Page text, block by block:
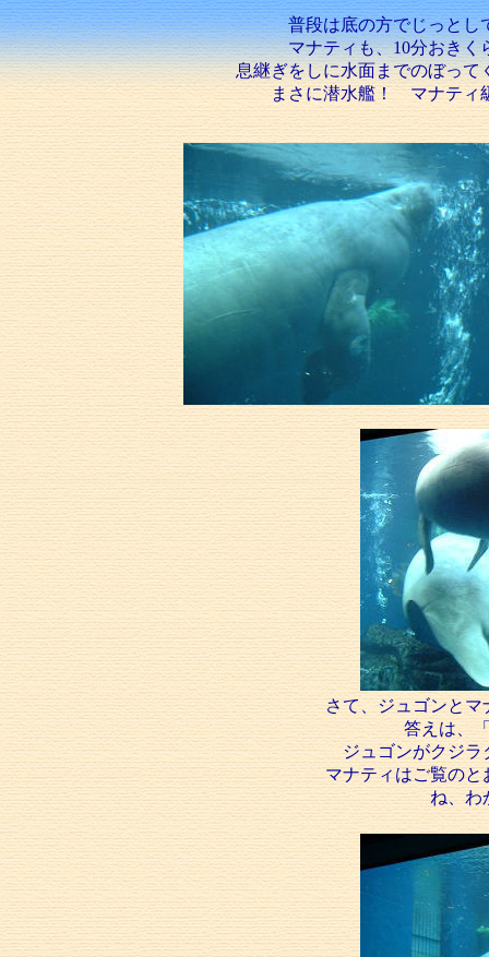
普段は底の方でじっとし
マナティも、10分おきく
息継ぎをしに水面までのぼって
まさに潜水艦！ マナティ
さて、ジュゴンとマ
答えは、
ジュゴンがクジラ
マナティはご覧のと
ね、わ